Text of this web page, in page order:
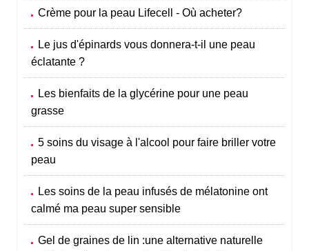
Crème pour la peau Lifecell - Où acheter?
Le jus d'épinards vous donnera-t-il une peau
éclatante ?
Les bienfaits de la glycérine pour une peau
grasse
5 soins du visage à l'alcool pour faire briller votre
peau
Les soins de la peau infusés de mélatonine ont
calmé ma peau super sensible
Gel de graines de lin :une alternative naturelle